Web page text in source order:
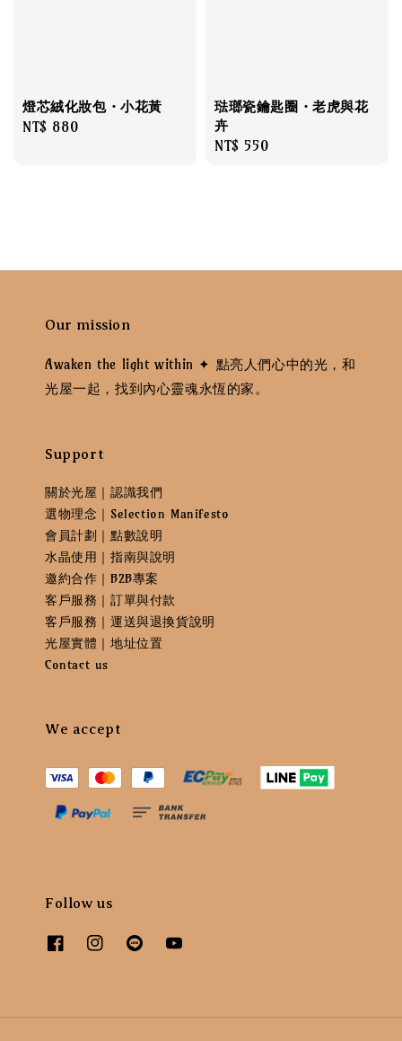
燈芯絨化妝包・小花黃
Regular
NT$ 880
琺瑯瓷鑰匙圈・老虎與花
卉
Regular
NT$ 550
Our mission
Awaken the light within ✦ 點亮人們心中的光，和
光屋一起，找到內心靈魂永恆的家。
Support
關於光屋｜認識我們
選物理念｜Selection Manifesto
會員計劃｜點數說明
水晶使用｜指南與說明
邀約合作｜B2B專案
客戶服務｜訂單與付款
客戶服務｜運送與退換貨說明
光屋實體｜地址位置
Contact us
We accept
Follow us